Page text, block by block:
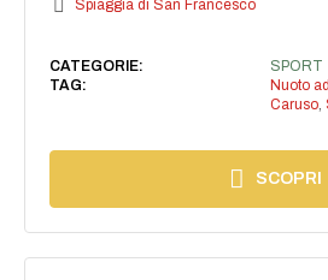
Spiaggia di San Francesco
CATEGORIE:
SPORT
TAG:
Nuoto
Caruso,
SCOPRI